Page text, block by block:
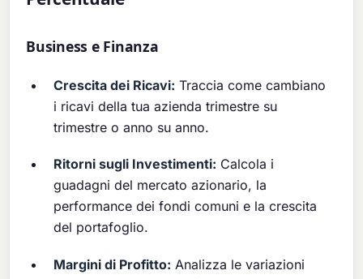
Business e Finanza
Crescita dei Ricavi: Traccia come cambiano
i ricavi della tua azienda trimestre su
trimestre o anno su anno.
Ritorni sugli Investimenti: Calcola i
guadagni del mercato azionario, la
performance dei fondi comuni e la crescita
del portafoglio.
Margini di Profitto: Analizza le variazioni